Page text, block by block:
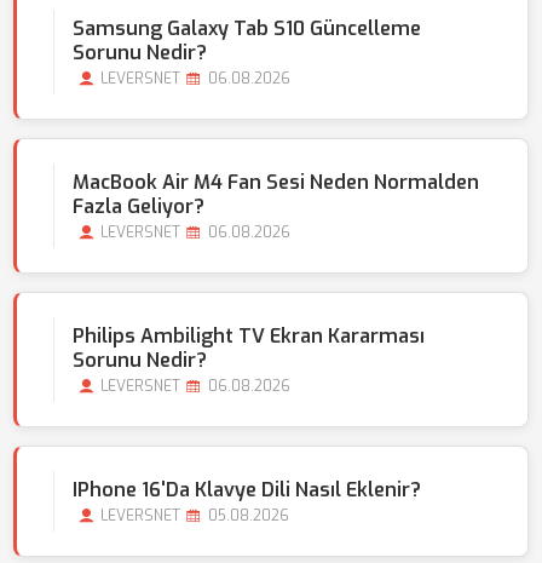
Samsung Galaxy Tab S10 Güncelleme
Sorunu Nedir?
LEVERSNET 06.08.2026
MacBook Air M4 Fan Sesi Neden Normalden
Fazla Geliyor?
LEVERSNET 06.08.2026
Philips Ambilight TV Ekran Kararması
Sorunu Nedir?
LEVERSNET 06.08.2026
IPhone 16'da Klavye Dili Nasıl Eklenir?
LEVERSNET 05.08.2026